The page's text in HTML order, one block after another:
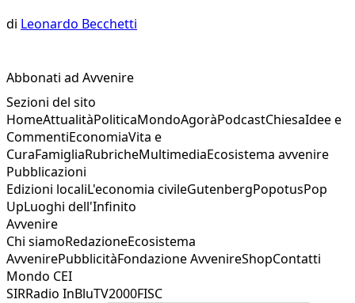
di Leonardo Becchetti
Abbonati ad Avvenire
Sezioni del sito
HomeAttualitàPoliticaMondoAgoràPodcastChiesaIdee e
CommentiEconomiaVita e
CuraFamigliaRubricheMultimediaEcosistema avvenire
Pubblicazioni
Edizioni localiL'economia civileGutenbergPopotusPop
UpLuoghi dell'Infinito
Avvenire
Chi siamoRedazioneEcosistema
AvvenirePubblicitàFondazione AvvenireShopContatti
Mondo CEI
SIRRadio InBluTV2000FISC